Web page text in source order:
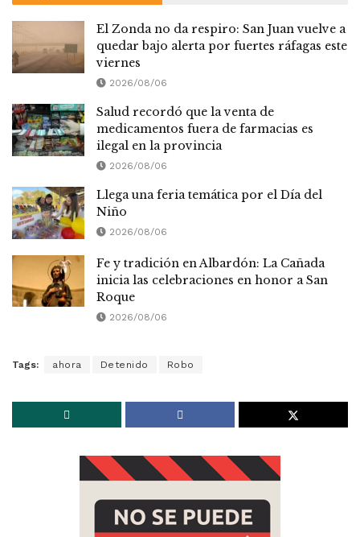
El Zonda no da respiro: San Juan vuelve a
quedar bajo alerta por fuertes ráfagas este
viernes
2026/08/06
Salud recordó que la venta de
medicamentos fuera de farmacias es
ilegal en la provincia
2026/08/06
Llega una feria temática por el Día del
Niño
2026/08/06
Fe y tradición en Albardón: La Cañada
inicia las celebraciones en honor a San
Roque
2026/08/06
Tags: ahora Detenido Robo